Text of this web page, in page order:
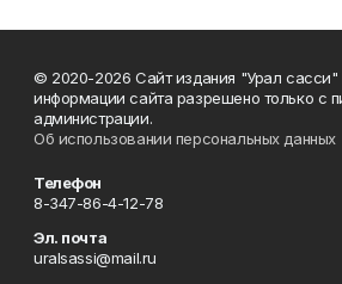
© 2020-2026 Сайт издания "Урал сасси"
информации сайта разрешено только с
администрации.
Об использовании персональных данных
Телефон
8-347-86-4-12-78
Эл. почта
uralsassi@mail.ru